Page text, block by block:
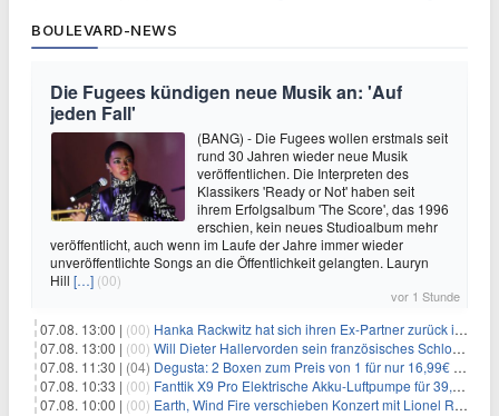
BOULEVARD-NEWS
Die Fugees kündigen neue Musik an: 'Auf
jeden Fall'
(BANG) - Die Fugees wollen erstmals seit
rund 30 Jahren wieder neue Musik
veröffentlichen. Die Interpreten des
Klassikers 'Ready or Not' haben seit
ihrem Erfolgsalbum 'The Score', das 1996
erschien, kein neues Studioalbum mehr
veröffentlicht, auch wenn im Laufe der Jahre immer wieder
unveröffentlichte Songs an die Öffentlichkeit gelangten. Lauryn
Hill […] (00)
vor 1 Stunde
07.08. 13:00 | (00) Hanka Rackwitz hat sich ihren Ex-Partner zurück ins Haus geholt
07.08. 13:00 | (00) Will Dieter Hallervorden sein französisches Schloss verkaufen?
07.08. 11:30 | (04) Degusta: 2 Boxen zum Preis von 1 für nur 16,99€ inkl. Versand
07.08. 10:33 | (00) Fanttik X9 Pro Elektrische Akku-Luftpumpe für 39,99€
07.08. 10:00 | (00) Earth, Wind Fire verschieben Konzert mit Lionel Richie nach medizinischem Notfall